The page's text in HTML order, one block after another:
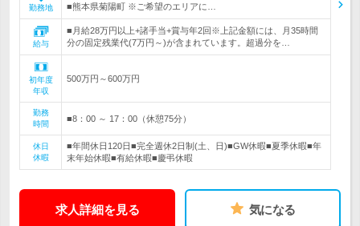
勤務地 ■熊本県菊陽町 ※ご希望のエリアに…
給与
■月給28万円以上+諸手当+賞与年2回※上記金額には、月35時間
分の固定残業代(7万円～)が含まれています。超過分を…
初年度
年収
500万円～600万円
勤務
時間
■8：00 ～ 17：00（休憩75分）
休日
休暇
■年間休日120日■完全週休2日制(土、日)■GW休暇■夏季休暇■年
末年始休暇■有給休暇■慶弔休暇
求人詳細を見る 気になる